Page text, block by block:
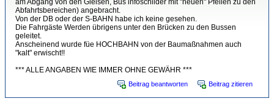
am Abgang von den Gleisen, Bus infoschilder mit "neuen" Pfeilen zu den
Abfahrtsbereichen) angebracht.
Von der DB oder der S-BAHN habe ich keine gesehen.
Die Fahrgäste Werden übrigens unter den Brücken zu den Bussen
geleitet.
Anscheinend wurde füe HOCHBAHN von der Baumaßnahmen auch
"kalt" erwischt!!
*** ALLE ANGABEN WIE IMMER OHNE GEWÄHR ***
Beitrag beantworten Beitrag zitieren